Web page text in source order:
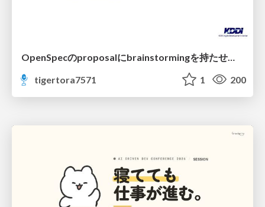
tigertora7571
1 200